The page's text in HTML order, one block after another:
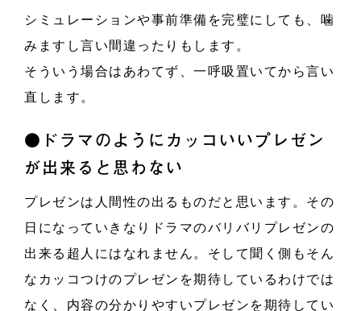
シミュレーションや事前準備を完璧にしても、噛
みますし言い間違ったりもします。
そういう場合はあわてず、一呼吸置いてから言い
直します。
●ドラマのようにカッコいいプレゼン
が出来ると思わない
プレゼンは人間性の出るものだと思います。その
日になっていきなりドラマのバリバリプレゼンの
出来る超人にはなれません。そして聞く側もそん
なカッコつけのプレゼンを期待しているわけでは
なく、内容の分かりやすいプレゼンを期待してい